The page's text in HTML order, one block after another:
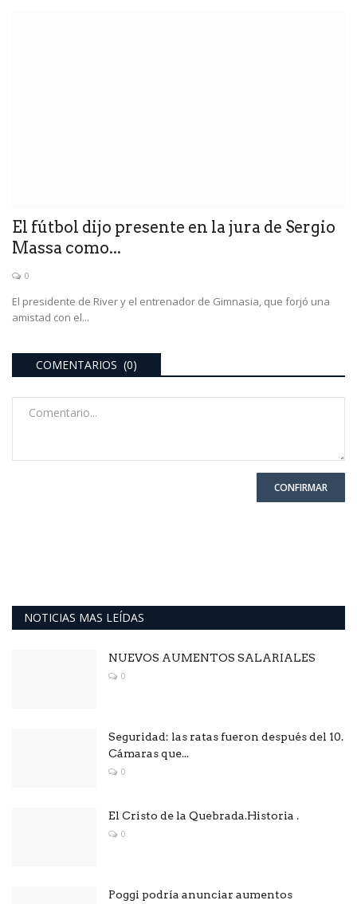
El fútbol dijo presente en la jura de Sergio
Massa como...
0
El presidente de River y el entrenador de Gimnasia, que forjó una
amistad con el...
COMENTARIOS (0)
CONFIRMAR
NOTICIAS MAS LEÍDAS
NUEVOS AUMENTOS SALARIALES
0
Seguridad: las ratas fueron después del 10.
Cámaras que...
0
El Cristo de la Quebrada.Historia .
0
Poggi podría anunciar aumentos